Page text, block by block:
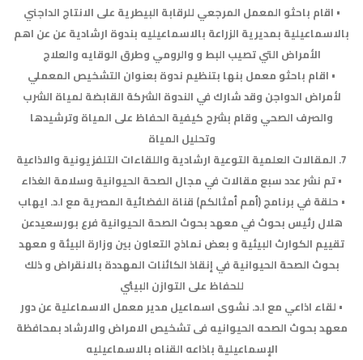
• اقام باحثو المعمل المرجعي للرقابة البيطرية على الانتاج الداجني
بالاسماعيلية بمديرية الزراعة بالاسماعيليه بندوة ارشادية عن عن اهم
الأمراض التي تصيب البط و والرومي وطرق الوقايه والعلاج
• اقام باحثو معمل بنها بتنظيم ندوة بعنوان التشخيص المعملي
لأمراض الدواجن وقد شارك في الندوة الشركة القابضة لمياة الشرب
والصرف الصحي وقام بشرح كيفية الحفاظ على المياة وترشيدها
وتحليل المياة
7. المقالات العلمية التوعية ارشادية واللقاءات التلفزيونية والاذاعية
• تم نشر عدد سبع مقالات في مجال الصحة الحيوانية وسلامة الغذاء
• حلقة في برنامج (أمم أمثالكم) قناة الفضائية المصرية مع ا.د. ايهاب
هلال رئيس بحوث في معهد بحوث الصحة الحيوانية فرع بورسعيدعن
تقييم الكوارث البيئية و بعض نماذج التعاون بين وزارة البيئة و معهد
بحوث الصحة الحيوانية في إنقاذ الكائنات المهددة بالانقراض و ذلك
للحفاظ على التوازن البيئي
• لقاء اذاعي مع ا.د. نشوى اسماعيل مدير معمل الاسماعلية عن دور
معهد بحوث الصحه الحيوانيه فى تشخيص الامراض والارشاد بمحافظة
الإسماعيلية باذاعه القناه بالاسماعيليه